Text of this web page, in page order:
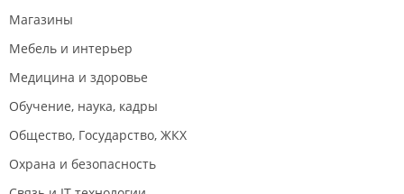
Магазины
Мебель и интерьер
Медицина и здоровье
Обучение, наука, кадры
Общество, Государство, ЖКХ
Охрана и безопасность